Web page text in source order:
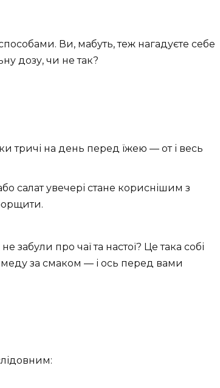
Ви, мабуть, теж нагадуєте себе
дозу, чи не так?
тричі на день перед їжею — от і весь
салат увечері стане кориснішим з
забули про чаї та настої? Це така собі
меду за смаком — і ось перед вами